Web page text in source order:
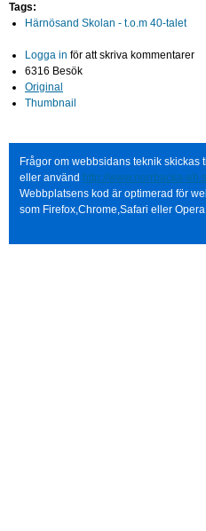
Tags:
Härnösand Skolan - t.o.m 40-talet
Logga in för att skriva kommentarer
6316 Besök
Original
Thumbnail
Frågor om webbsidans teknik skickas
eller använd http://www.norrbacka-
Webbplatsens kod är optimerad för
som Firefox,Chrome,Safari eller